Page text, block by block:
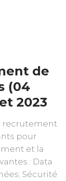
de
(04
2023
recrutement
pour
et la
: Data
Sécurité